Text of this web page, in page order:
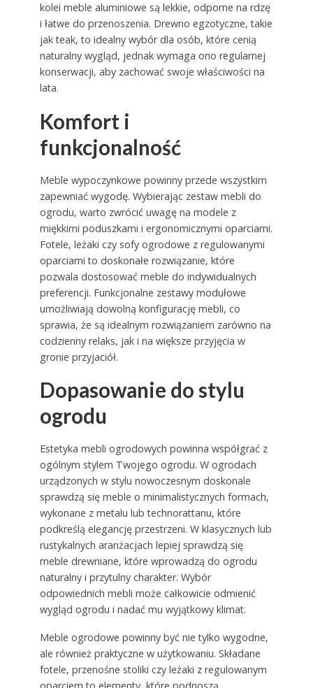
kolei meble aluminiowe są lekkie, odporne na rdzę
i łatwe do przenoszenia. Drewno egzotyczne, takie
jak teak, to idealny wybór dla osób, które cenią
naturalny wygląd, jednak wymaga ono regularnej
konserwacji, aby zachować swoje właściwości na
lata.
Komfort i
funkcjonalność
Meble wypoczynkowe powinny przede wszystkim
zapewniać wygodę. Wybierając zestaw mebli do
ogrodu, warto zwrócić uwagę na modele z
miękkimi poduszkami i ergonomicznymi oparciami.
Fotele, leżaki czy sofy ogrodowe z regulowanymi
oparciami to doskonałe rozwiązanie, które
pozwala dostosować meble do indywidualnych
preferencji. Funkcjonalne zestawy modułowe
umożliwiają dowolną konfigurację mebli, co
sprawia, że są idealnym rozwiązaniem zarówno na
codzienny relaks, jak i na większe przyjęcia w
gronie przyjaciół.
Dopasowanie do stylu
ogrodu
Estetyka mebli ogrodowych powinna współgrać z
ogólnym stylem Twojego ogrodu. W ogrodach
urządzonych w stylu nowoczesnym doskonale
sprawdzą się meble o minimalistycznych formach,
wykonane z metalu lub technorattanu, które
podkreślą elegancję przestrzeni. W klasycznych lub
rustykalnych aranżacjach lepiej sprawdzą się
meble drewniane, które wprowadzą do ogrodu
naturalny i przytulny charakter. Wybór
odpowiednich mebli może całkowicie odmienić
wygląd ogrodu i nadać mu wyjątkowy klimat.
Meble ogrodowe powinny być nie tylko wygodne,
ale również praktyczne w użytkowaniu. Składane
fotele, przenośne stoliki czy leżaki z regulowanym